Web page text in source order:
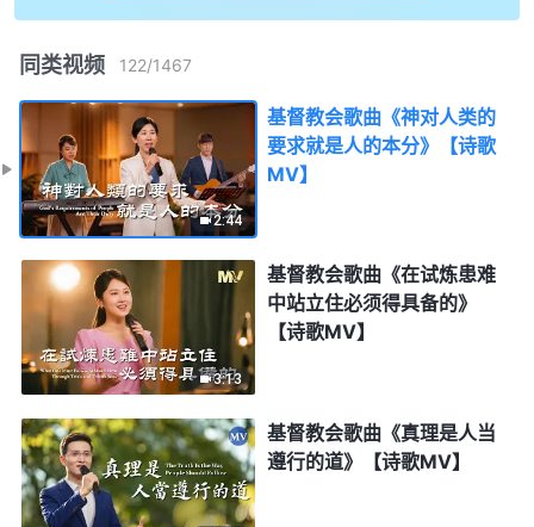
同类视频 122/1467
2:44
基督教会歌曲《神对人类的
要求就是人的本分》【诗歌
MV】
3:13
基督教会歌曲《在试炼患难
中站立住必须得具备的》
【诗歌MV】
基督教会歌曲《真理是人当
遵行的道》【诗歌MV】